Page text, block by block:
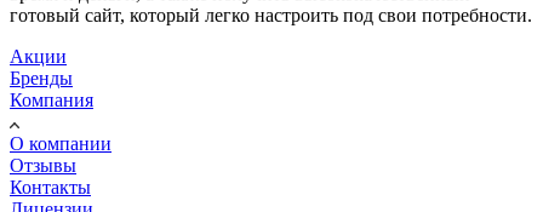
готовый сайт, который легко настроить под свои потребности.
Акции
Бренды
Компания
О компании
Отзывы
Контакты